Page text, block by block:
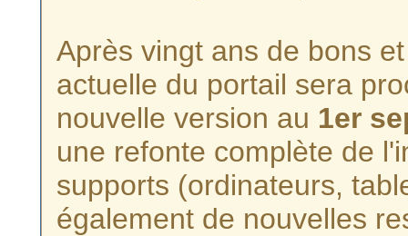
Après vingt ans de bons
actuelle du portail sera
nouvelle version au 1er
une refonte complète de
supports (ordinateurs,
également de nouvelles